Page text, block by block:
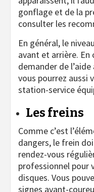
gonflage et de la
consulter les
En général, le
avant et arrière. En
demander de
vous pourrez aussi
station-service
Les freins
Comme c’est
dangers, le frein
rendez-vous
professionnel pour
disques. Vous
signes avant-